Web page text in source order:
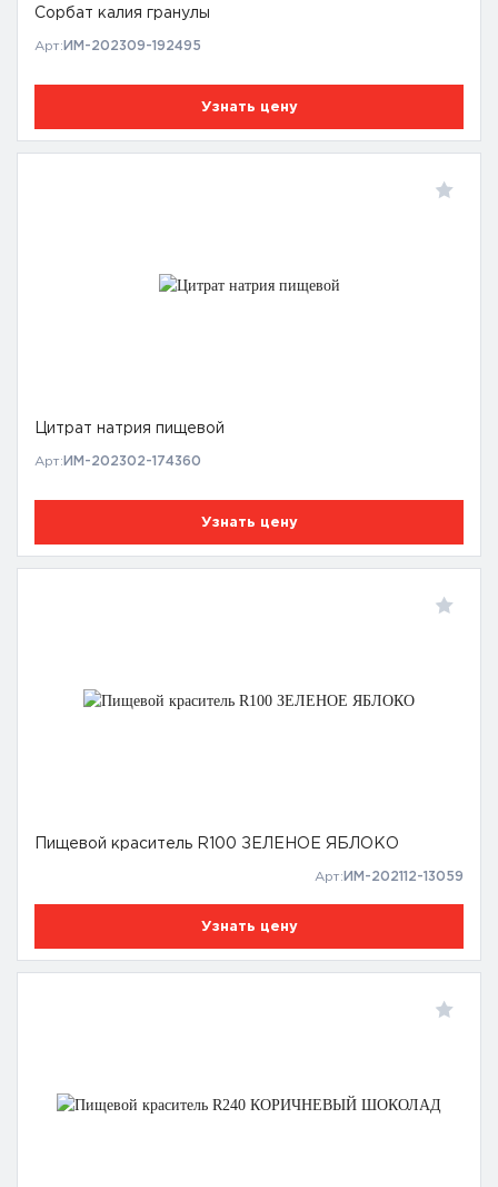
Сорбат калия гранулы
Арт: ИМ-202309-192495
Узнать цену
Цитрат натрия пищевой
Арт: ИМ-202302-174360
Узнать цену
Пищевой краситель R100 ЗЕЛЕНОЕ ЯБЛОКО
Арт: ИМ-202112-13059
Узнать цену